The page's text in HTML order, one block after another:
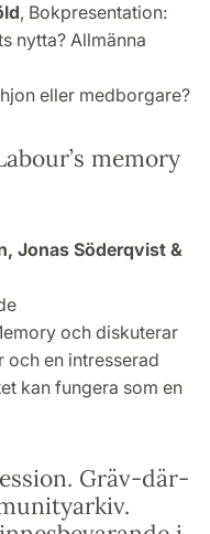
, Bokpresentation:
nytta? Allmänna
eller medborgare?
memory
Jonas Söderqvist &
och diskuterar
en intresserad
kan fungera som en
Gräv-där-